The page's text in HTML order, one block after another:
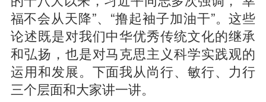
福不会从天降”、“撸起袖子加油干”。这些
论述既是对我们中华优秀传统文化的继承
和弘扬，也是对马克思主义科学实践观的
运用和发展。下面我从尚行、敏行、力行
三个层面和大家讲一讲。